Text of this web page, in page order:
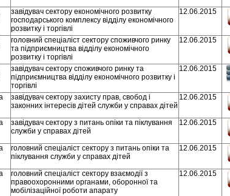
завідувач сектору економічного розвитку
господарського комплексу відділу економічного
розвитку і торгівлі
12.06.2015
головний спеціаліст сектору споживчого ринку
та підприємництва відділу економічного
розвитку і торгівлі
12.06.2015
завідувач сектору споживчого ринку та
підприємництва відділу економічного розвитку і
торгівлі
12.06.2015
завідувач сектору захисту прав, свобод і
законних інтересів дітей служби у справах дітей
12.06.2015
завідувач сектору з питань опіки та піклування
служби у справах дітей
12.06.2015
головний спеціаліст сектору з питань опіки та
піклування служби у справах дітей
12.06.2015
головний спеціаліст сектору взаємодії з
правоохоронними органами, оборонної та
мобілізаційної роботи апарату
12.06.2015